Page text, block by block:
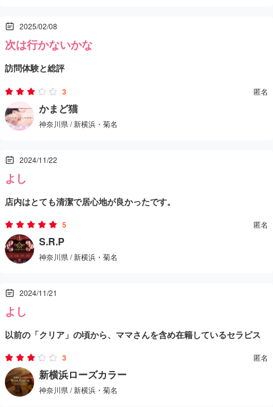
感じではたぶんタイ語？
基本メニューと料金は他店と同じ。施術内容は嬢のスキルで決まる
と思うけど、この時の嬢は充分満足できた。
最初から最後まで嬢の接客の質が良かったので、また来ようと思っ
2025/02/08
次は行かないかな
訪問体験と総評
今回は、特に期待することなく、軽い気持ちで立ち寄ってみまし
た。
以前訪れた際には40〜50代の中国系の女性が担当でしたが、今回対
応してくれたのは50〜60代の方。
雰囲気としては、大山のぶ代さんをスリムにしたような、まさに“お
ばさん”といった印象。
とはいえ、年齢層が高めでも問題ない方にとっては、特に気になら
ないかもしれません。
ました。
スタッフの入れ替わりや店の運営方針が変わったのかもしれません
が、オーナーが変わっただけで、内容自体はほぼ以前と変わらない
のではという印象を受けました。
3 匿名
かまど猫
神奈川県 / 新横浜・菊名
2024/11/22
よし
店内はとても清潔で居心地が良かったです。
セラピストさんは可愛らしくて感じの良い方で、技術もそこそこで
しっかり癒されました。
また通いたいなと思えるお店です。
5 匿名
S.R.P
神奈川県 / 新横浜・菊名
2024/11/21
よし
以前の「クリア」の頃から、ママさんを含め在籍しているセラピス
トさんが変わっているようです。ただ、部屋は変わらずそのままで
す。
料金は120分16,000円。担当してくれたセラピストさんは「まぁまぁ
可愛いかな」という印象だったのですが、途中で指名が入ったとか
3 匿名
新横浜ローズカラー
神奈川県 / 新横浜・菊名